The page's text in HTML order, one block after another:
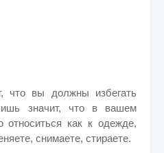
что вы должны избегать
значит, что в вашем
как к одежде,
снимаете, стираете.